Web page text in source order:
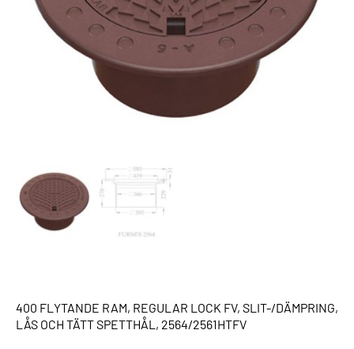
400 FLYTANDE RAM, REGULAR LOCK FV, SLIT-/DÄMPRING,
LÅS OCH TÄTT SPETTHÅL, 2564/2561HTFV